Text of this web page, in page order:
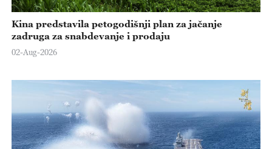
Kina predstavila petogodišnji plan za jačanje
zadruga za snabdevanje i prodaju
02-Aug-2026